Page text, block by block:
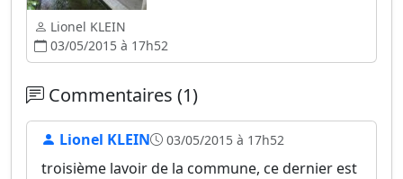
Lionel KLEIN
03/05/2015 à 17h52
Commentaires (1)
Lionel KLEIN 03/05/2015 à 17h52
troisième lavoir de la commune, ce dernier est